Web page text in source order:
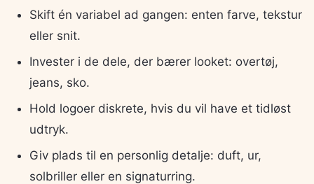
Skift én variabel ad gangen: enten farve, tekstur
eller snit.
Invester i de dele, der bærer looket: overtøj,
jeans, sko.
Hold logoer diskrete, hvis du vil have et tidløst
udtryk.
Giv plads til en personlig detalje: duft, ur,
solbriller eller en signaturring.